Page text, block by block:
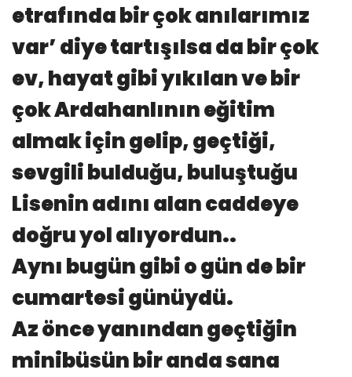
etrafında bir çok anılarımız
var’ diye tartışılsa da bir çok
ev, hayat gibi yıkılan ve bir
çok Ardahanlının eğitim
almak için gelip, geçtiği,
sevgili bulduğu, buluştuğu
Lisenin adını alan caddeye
doğru yol alıyordun..
Aynı bugün gibi o gün de bir
cumartesi günüydü.
Az önce yanından geçtiğin
minibüsün bir anda sana